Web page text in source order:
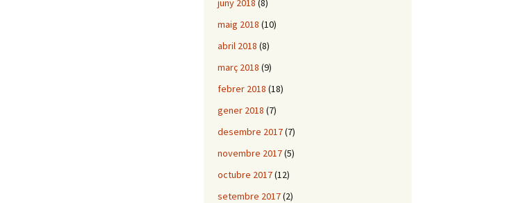
juny 2018 (8)
maig 2018 (10)
abril 2018 (8)
març 2018 (9)
febrer 2018 (18)
gener 2018 (7)
desembre 2017(7)
novembre 2017(5)
octubre 2017(12)
setembre 2017(2)